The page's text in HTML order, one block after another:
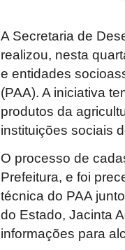
A Secretaria de
realizou, nesta
e entidades
(PAA). A iniciativa
produtos da
instituições sociais
O processo de
Prefeitura, e foi
técnica do PAA
do Estado, Jacinta
informações para